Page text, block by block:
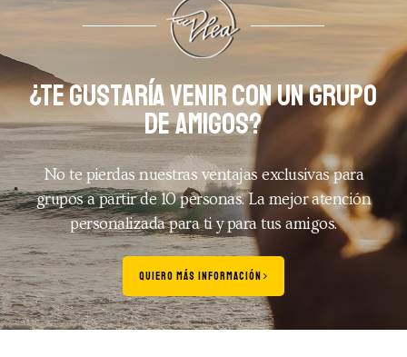
¿TE GUSTARÍA VENIR CON UN GRUPO
DE AMIGOS?
No te pierdas nuestras ventajas exclusivas para
grupos a partir de 10 personas. La mejor atención
personalizada para ti y para tus amigos.
QUIERO MÁS INFORMACIÓN